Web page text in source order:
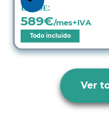
Desde:
589€/mes+IVA
Todo incluido
Ver